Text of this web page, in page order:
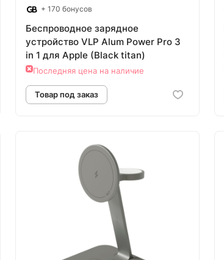
+ 170 бонусов
Беспроводное зарядное
устройство VLP Alum Power Pro 3
in 1 для Apple (Black titan)
Последняя цена на наличие
Товар под заказ